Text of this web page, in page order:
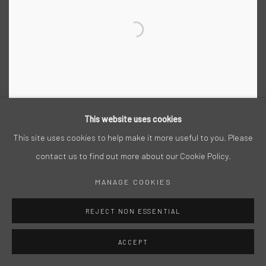
This website uses cookies
This site uses cookies to help make it more useful to you. Please
contact us to find out more about our Cookie Policy.
MANAGE COOKIES
REJECT NON ESSENTIAL
ACCEPT